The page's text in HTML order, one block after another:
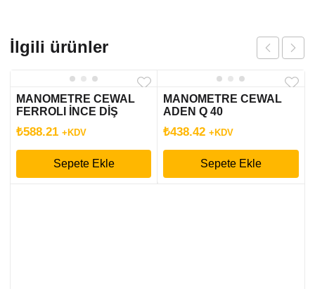
İlgili ürünler
MANOMETRE CEWAL
FERROLI İNCE DİŞ
₺588.21 +KDV
Sepete Ekle
MANOMETRE CEWAL
ADEN Q 40
₺438.42 +KDV
Sepete Ekle